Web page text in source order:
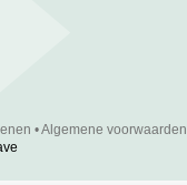
•Algemene voorwaarden